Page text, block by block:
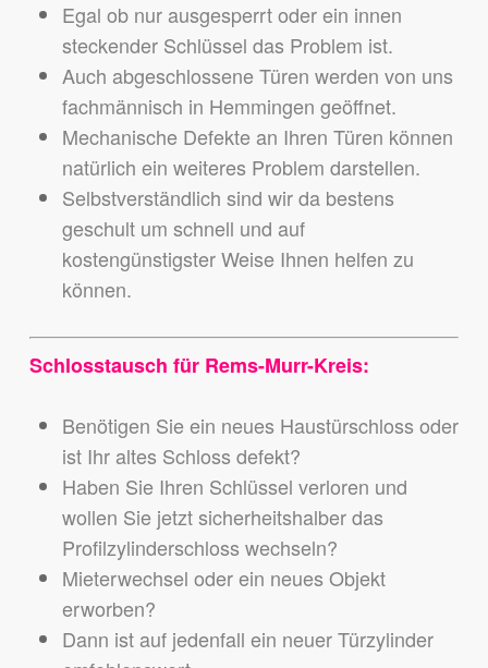
Egal ob nur ausgesperrt oder ein innen
steckender Schlüssel das Problem ist.
Auch abgeschlossene Türen werden von uns
fachmännisch in Hemmingen geöffnet.
Mechanische Defekte an Ihren Türen können
natürlich ein weiteres Problem darstellen.
Selbstverständlich sind wir da bestens
geschult um schnell und auf
kostengünstigster Weise Ihnen helfen zu
können.
Schlosstausch für Rems-Murr-Kreis:
Benötigen Sie ein neues Haustürschloss oder
ist Ihr altes Schloss defekt?
Haben Sie Ihren Schlüssel verloren und
wollen Sie jetzt sicherheitshalber das
Profilzylinderschloss wechseln?
Mieterwechsel oder ein neues Objekt
erworben?
Dann ist auf jedenfall ein neuer Türzylinder